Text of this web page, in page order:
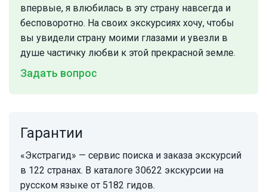
впервые, я влюбилась в эту страну навсегда и
бесповоротно. На своих экскурсиях хочу, чтобы
вы увидели страну моими глазами и увезли в
душе частичку любви к этой прекрасной земле.
Задать вопрос
Гарантии
«Экстрагид» — сервис поиска и заказа экскурсий
в 122 странах. В каталоге 30622 экскурсии на
русском языке от 5182 гидов.